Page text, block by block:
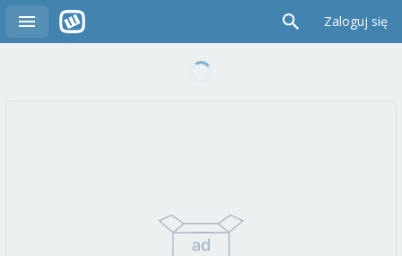
Zaloguj się